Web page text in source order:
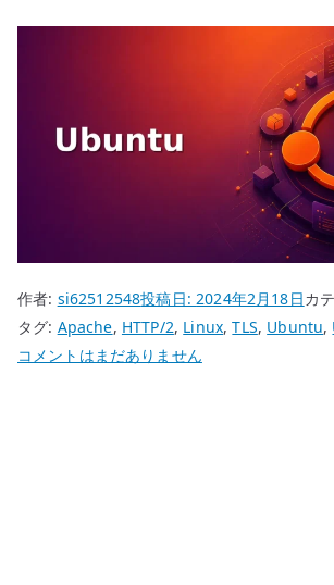
作者: si62512548投稿日:2024年2月18日カ
タグ: Apache, HTTP/2, Linux,TLS, Ubuntu,
Ubuntu
コメントはまだありません